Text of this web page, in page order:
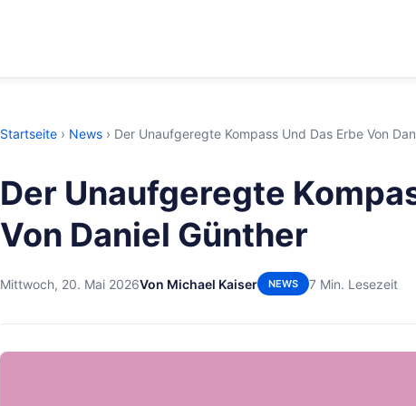
Startseite › News › Der Unaufgeregte Kompass Und Das Erbe Von
Der Unaufgeregte
Von Daniel Günther
Mittwoch, 20. Mai 2026Von Michael Kaiser NEWS 7 Min. Lesezeit